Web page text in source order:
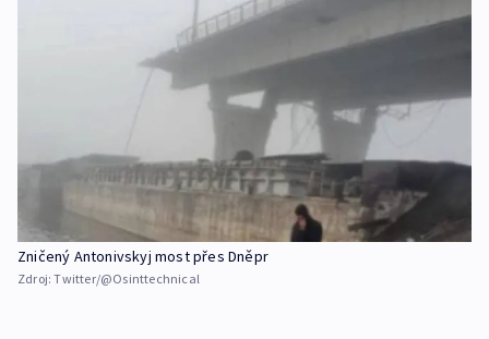
Zničený Antonivskyj most přes Dněpr
Zdroj:Twitter/@Osinttechnical